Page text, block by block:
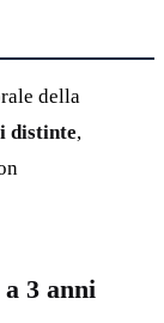
della
distinte,
3 anni